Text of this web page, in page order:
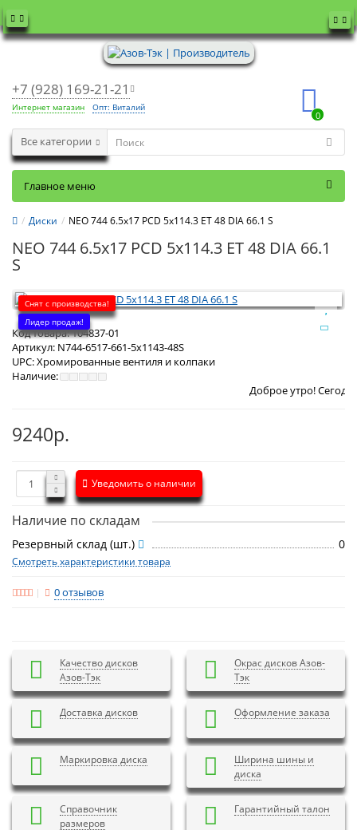
+7 (928) 169-21-21
Интернет магазин Опт: Виталий
0
Все категории
Главное меню
Диски NEO 744 6.5x17 PCD 5x114.3 ET 48 DIA 66.1 S
NEO 744 6.5x17 PCD 5x114.3 ET 48 DIA 66.1
S
Снят с производства!
Лидер продаж!
Код товара:104837-01
Артикул: N744-6517-661-5x1143-48S
UPC:Хромированные вентиля и колпаки
Наличие:
Доброе утро! СегодняПятница 7
9240р.
Уведомить о наличии
Наличие по складам
Резервный склад (шт.) 0
Смотреть характеристики товара
0 отзывов
Качество дисков
Азов-Тэк
Окрас дисков Азов-
Тэк
Доставка дисков Оформление заказа
Маркировка диска
Ширина шины и
диска
Справочник
размеров
Гарантийный талон